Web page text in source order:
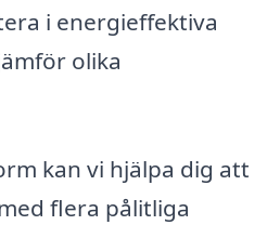
i energieffektiva
olika
kan vi hjälpa dig att
flera pålitliga